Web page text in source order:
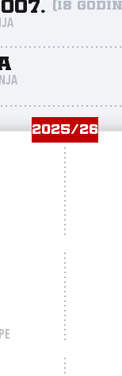
(18
2025/26